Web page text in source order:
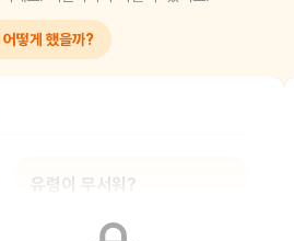
어떻게 했을까?
유령이 무서워?